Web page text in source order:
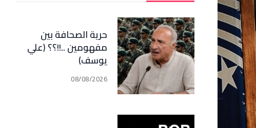
حرية الصحافة بين
مفهومين ..!!؟؟ (علي
يوسف)
08/08/2026